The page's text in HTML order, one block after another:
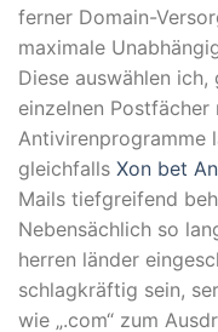
ferner Domain-
maximale
Diese auswählen
einzelnen Postfächer
Antivirenprogramme
gleichfalls Xon bet
Mails tiefgreifend
Nebensächlich so
herren länder
schlagkräftig sein,
wie „.com“ zum